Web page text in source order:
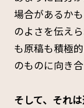
場合があるか
のよさを伝え
も原稿も積極
のものに向き
――そして、それ